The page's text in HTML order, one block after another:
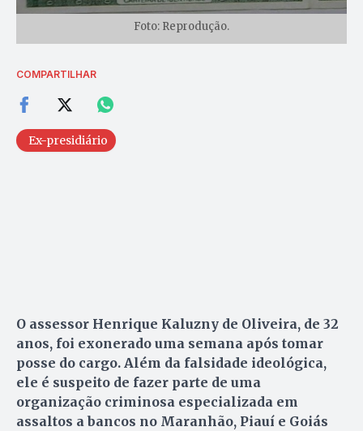
Foto: Reprodução.
COMPARTILHAR
Ex-presidiário
O assessor Henrique Kaluzny de Oliveira, de 32
anos, foi exonerado uma semana após tomar
posse do cargo. Além da falsidade ideológica,
ele é suspeito de fazer parte de uma
organização criminosa especializada em
assaltos a bancos no Maranhão, Piauí e Goiás